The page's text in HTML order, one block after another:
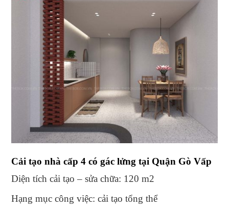
Cải tạo nhà cấp 4 có gác lửng tại Quận Gò Vấp
Diện tích cải tạo – sửa chữa: 120 m2
Hạng mục công việc: cải tạo tổng thể